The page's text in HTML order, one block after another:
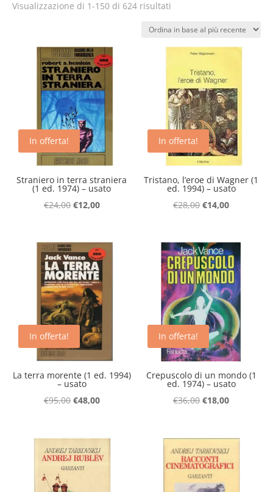
Visualizzazione di 1-150 di 624 risultati
base
al
recente
In offerta!
Straniero in terra straniera
(1 ed. 1974) – usato
€24,00 Il
era:
€24,00.
€12,00Il
è:
€12,00.
In offerta!
Tristano, l’eroe di Wagner (1
ed. 1994) – usato
€28,00 Il
era:
€28,00.
€14,00Il
è:
€14,00.
In offerta!
La terra morente (1 ed. 1994)
– usato
€95,00 Il
era:
€95,00.
€48,00Il
è:
€48,00.
In offerta!
Crepuscolo di un mondo (1
ed. 1974) – usato
€36,00 Il
era:
€36,00.
€18,00Il
è:
€18,00.